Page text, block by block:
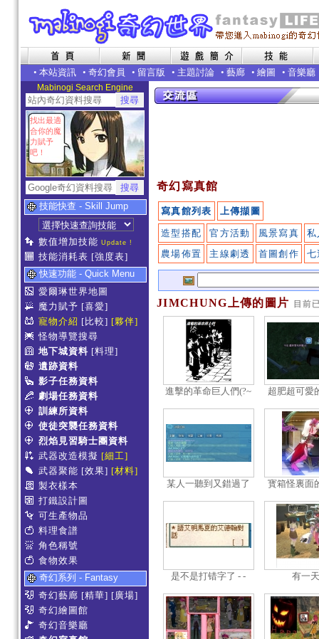
• 本站資訊 • 奇幻會員 • 留言版 • 主題討論 • 藝廊 • 繪圖 • 音樂廳
Mabinogi Search Engine
找出最適
合你的魔
力賦予
吧！
技能快查 - Skill Jump
數值增加技能 Update !
技能消耗表 [強度表]
快速功能 - Quick Menu
愛爾琳世界地圖
魔力賦予 [喜愛]
寵物介紹 [比較] [夥伴]
怪物導覽搜尋
地下城資料 [料理]
遺跡資料
影子任務資料
劇場任務資料
訓練所資料
使徒突襲任務資料
烈焰見習騎士團資料
武器改造模擬 [細工]
武器聚能 [效果] [材料]
製衣樣本
打鐵設計圖
可生產物品
料理食譜
角色稱號
食物效果
奇幻系列 - Fantasy
奇幻藝廊 [精華] [廣場]
奇幻繪圖館
奇幻音樂廳
奇幻寫真館
寫真館列表 上傳擷圖
造型搭配 官方活動 風景寫真
私
農場佈置
主線劇透 首圖創作 七
JIMCHUNG上傳的圖片 目前
進擊的革命巨人們(?~
超肥超可愛
某人一聽到又錯過了
寳箱怪裏面
是不是打错字了 - - 有一